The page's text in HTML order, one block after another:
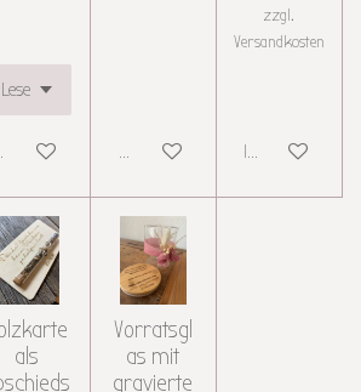
anzeigen Details anzeigen
zzgl.
Versandkosten
In den
als
Vorratsgl
as mit
gravierte